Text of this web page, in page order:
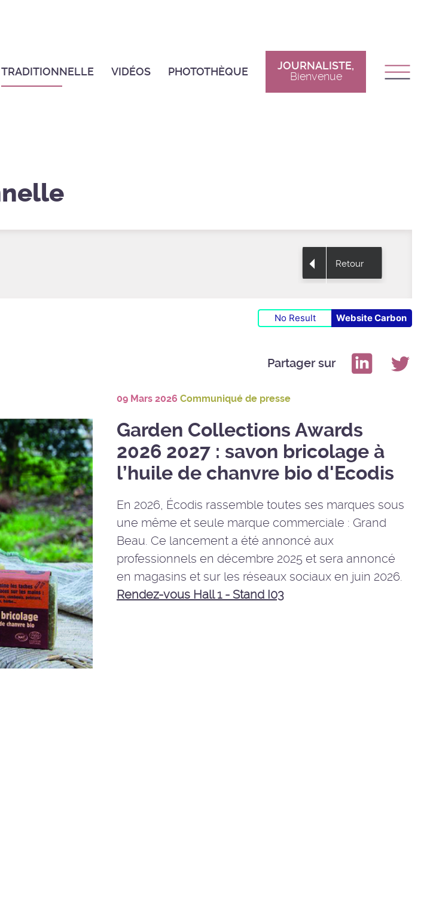
TRADITIONNELLE VIDÉOS PHOTOTHÈQUE
JOURNALISTE,
Bienvenue
Retour
No Result Website Carbon
Partager sur
09 Mars 2026 Communiqué de presse
Garden Collections Awards
2026 2027 : savon bricolage à
l’huile de chanvre bio d'Ecodis
En 2026, Écodis rassemble toutes ses marques sous
une même et seule marque commerciale : Grand
Beau. Ce lancement a été annoncé aux
professionnels en décembre 2025 et sera annoncé
en magasins et sur les réseaux sociaux en juin 2026.
Rendez-vous Hall 1 - Stand I03